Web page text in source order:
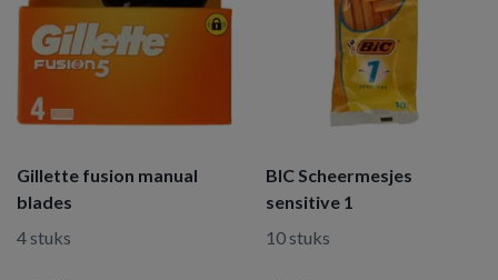
Gillette fusion manual
blades
4 stuks
BIC Scheermesjes
sensitive 1
10 stuks